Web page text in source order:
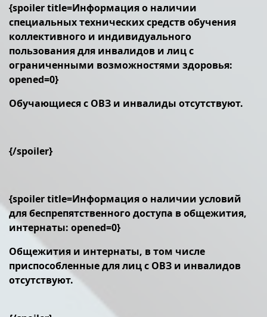
{spoiler title=Информация о наличии
специальных технических средств обучения
коллективного и индивидуального
пользования для инвалидов и лиц с
ограниченными возможностями здоровья:
opened=0}
Обучающиеся с ОВЗ и инвалиды отсутствуют.
{/spoiler}
{spoiler title=Информация о наличии условий
для беспрепятственного доступа в общежития,
интернаты: opened=0}
Общежития и интернаты, в том числе
приспособленные для лиц с ОВЗ и инвалидов
отсутствуют.